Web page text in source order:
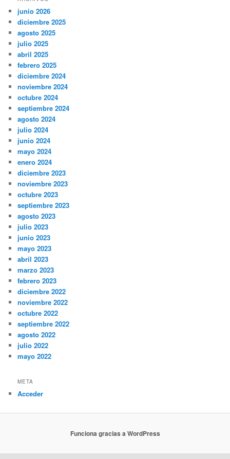
junio 2026
diciembre 2025
agosto 2025
julio 2025
abril 2025
febrero 2025
diciembre 2024
noviembre 2024
octubre 2024
septiembre 2024
agosto 2024
julio 2024
junio 2024
mayo 2024
enero 2024
diciembre 2023
noviembre 2023
octubre 2023
septiembre 2023
agosto 2023
julio 2023
junio 2023
mayo 2023
abril 2023
marzo 2023
febrero 2023
diciembre 2022
noviembre 2022
octubre 2022
septiembre 2022
agosto 2022
julio 2022
mayo 2022
META
Acceder
Funciona gracias a WordPress